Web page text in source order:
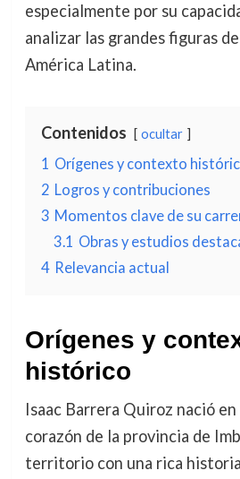
especialmente por su
analizar las grandes figuras
América Latina.
Contenidos ocultar
1 Orígenes y contexto
2 Logros y contribuciones
3 Momentos clave de su
3.1 Obras y estudios
4 Relevancia actual
Orígenes y
histórico
Isaac Barrera Quiroz nació
corazón de la provincia de
territorio con una rica